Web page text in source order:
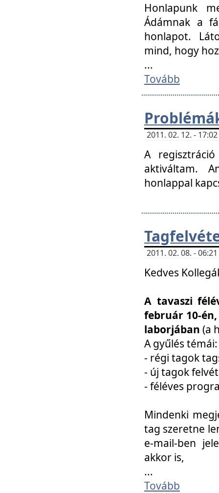
Honlapunk
Ádámnak a
honlapot.
mind, hogy
...
Tovább
2011. 02. 12. -
A
aktiváltam.
honlappal
2011. 02. 08. -
Kedves
A tavaszi
február 10-
laborjában (a
A gyűlés témái:
- régi tagok
- új tagok
- féléves
Mindenki
tag szeretne
e-mail-ben
akkor is,
...
Tovább